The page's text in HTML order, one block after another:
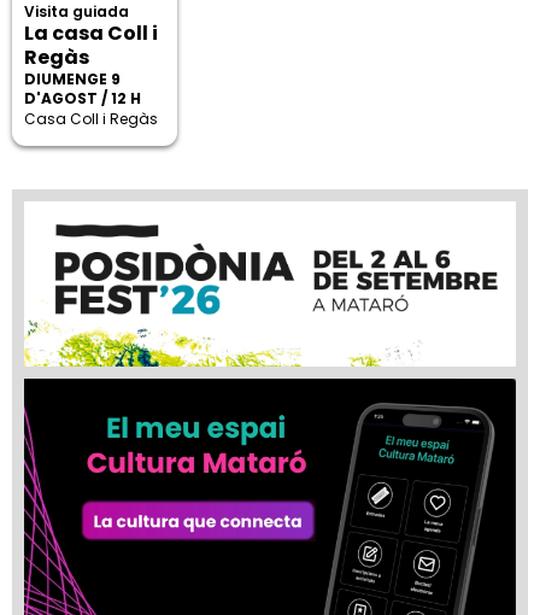
Visita guiada
La casa Coll i
Regàs
DIUMENGE 9
D'AGOST / 12 H
Casa Coll i Regàs